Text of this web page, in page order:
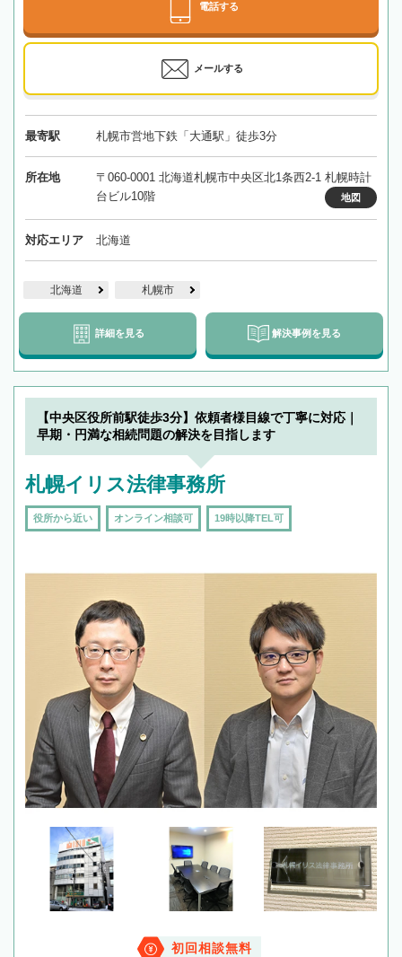
電話する
メールする
最寄駅 札幌市営地下鉄「大通駅」徒歩3分
所在地
〒060-0001 北海道札幌市中央区北1条西2-1 札幌時計
台ビル10階
地図
対応エリア 北海道
北海道 札幌市
詳細を見る 解決事例を見る
【中央区役所前駅徒歩3分】依頼者様目線で丁寧に対応｜
早期・円満な相続問題の解決を目指します
札幌イリス法律事務所
役所から近い オンライン相談可 19時以降TEL可
初回相談無料